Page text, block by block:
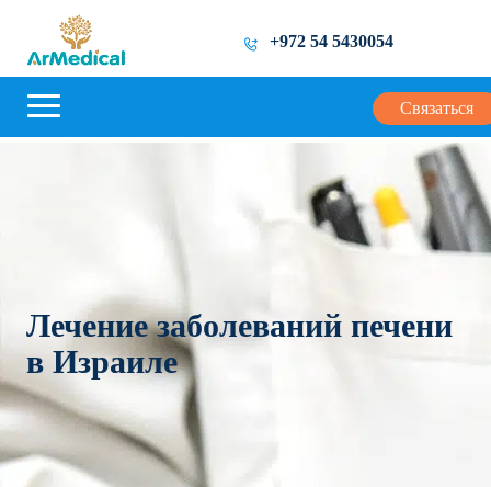
+972 54 5430054
Связаться
Лечение заболеваний печени
в Израиле